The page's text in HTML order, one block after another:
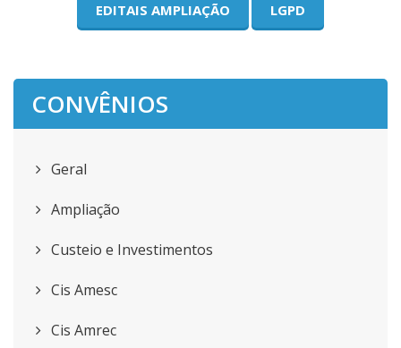
EDITAIS AMPLIAÇÃO LGPD
CONVÊNIOS
Geral
Ampliação
Custeio e Investimentos
Cis Amesc
Cis Amrec